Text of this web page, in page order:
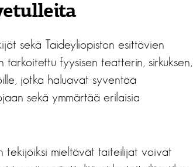
sekä Taideyliopiston esittävien
tarkoitettu fyysisen teatterin, sirkuksen,
jotka haluavat syventää
sekä ymmärtää erilaisia
tekijöiksi mieltävät taiteilijat voivat